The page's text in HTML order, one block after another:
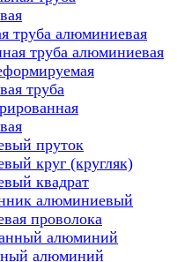
труба алюминиевая
труба алюминиевая
труба
пруток
круг (кругляк)
квадрат
алюминиевый
проволока
алюминий
алюминий